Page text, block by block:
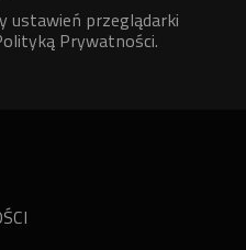
ustawień przeglądarki
Prywatności.